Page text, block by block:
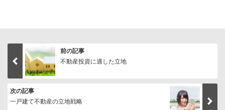
前の記事
不動産投資に適した立地
次の記事
一戸建て不動産の立地戦略